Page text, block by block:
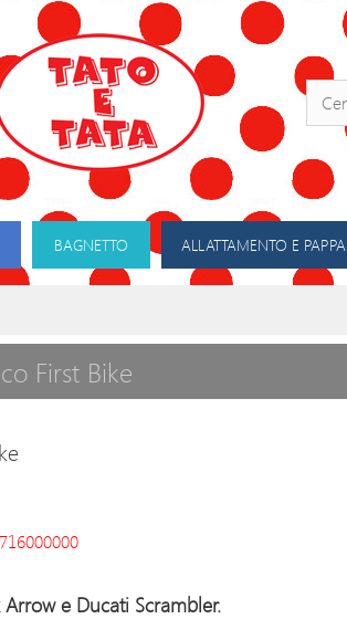
BAGNETTO ALLATTAMENTO E PAPPA
First Bike
e Ducati Scrambler.